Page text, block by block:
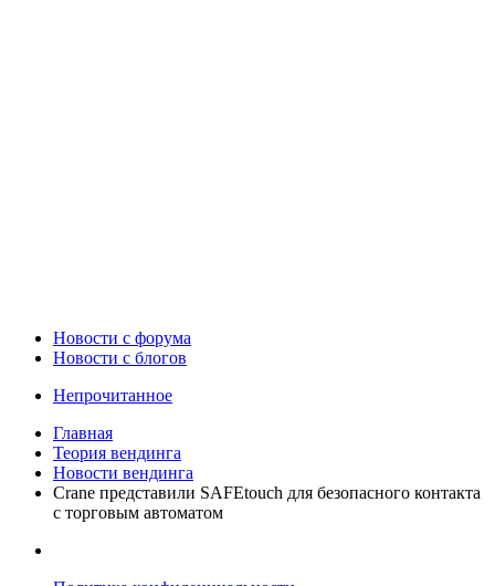
Новости c форума
Новости с блогов
Непрочитанное
Главная
Теория вендинга
Новости вендинга
Crane представили SAFEtouch для безопасного контакта
с торговым автоматом